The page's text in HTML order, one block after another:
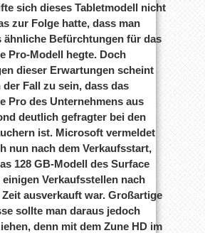
sich dieses Tabletmodell nicht
zur Folge hatte, dass man
ähnliche Befürchtungen für das
Pro-Modell hegte. Doch
dieser Erwartungen scheint
der Fall zu sein, dass das
Pro des Unternehmens aus
deutlich gefragter bei den
ist. Microsoft vermeldet
nun nach dem Verkaufsstart,
128 GB-Modell des Surface
einigen Verkaufsstellen nach
ausverkauft war. Großartige
sollte man daraus jedoch
denn mit dem Zune HD im